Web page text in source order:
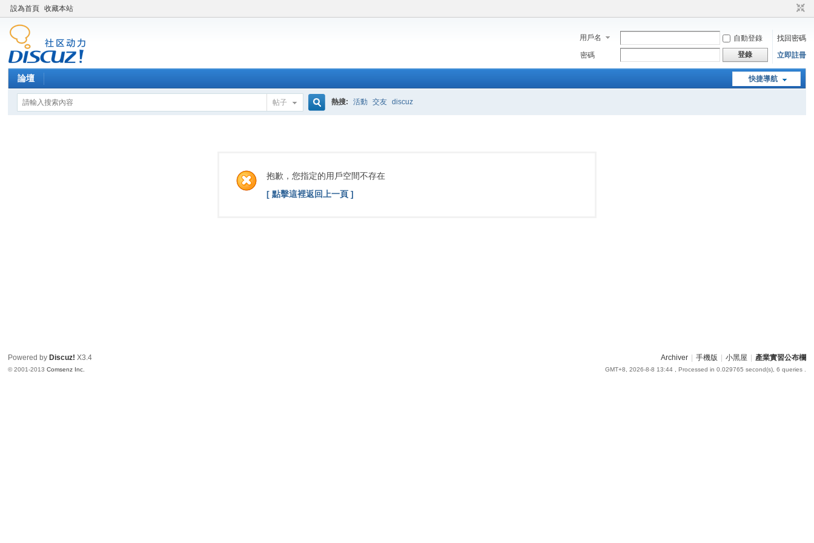
設為首頁 收藏本站
用戶名 自動登錄
找回密碼
密碼
登錄 立即註冊
快捷導航
論壇
帖子
索
熱搜: 活動 交友 discuz
抱歉，您指定的用戶空間不存在
[ 點擊這裡返回上一頁 ]
Archiver 手機版 小黑屋 產業實習公布欄
GMT+8, 2026-8-8 13:44, Processed in 0.029765 second(s), 6 queries .
Powered by Discuz! X3.4
© 2001-2013Comsenz Inc.